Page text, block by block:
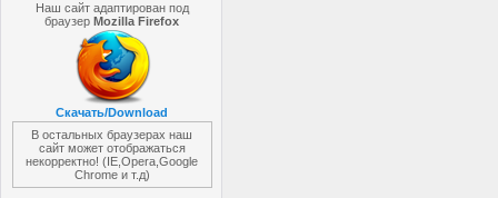
Наш сайт адаптирован под
браузерMozilla Firefox
Скачать/Download
В остальных браузерах наш
сайт может отображаться
некорректно! (IE,Opera,Google
Chrome и т.д)